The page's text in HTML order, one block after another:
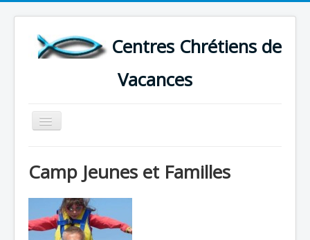
Centres Chrétiens de
Vacances
Basculer
la
CARTE DES CENTRES DE VACANCES .
LISTE DES SEJOURS DE VACANCES 2026
PLUS
Camp Jeunes et Familles